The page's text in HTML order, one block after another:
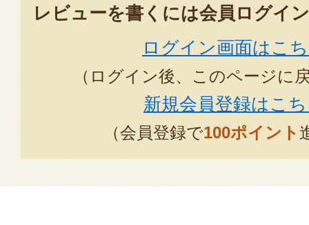
レビューを書くには会員ログイ
ログイン画面はこ
（ログイン後、このページに
新規会員登録はこ
（会員登録で100ポイント